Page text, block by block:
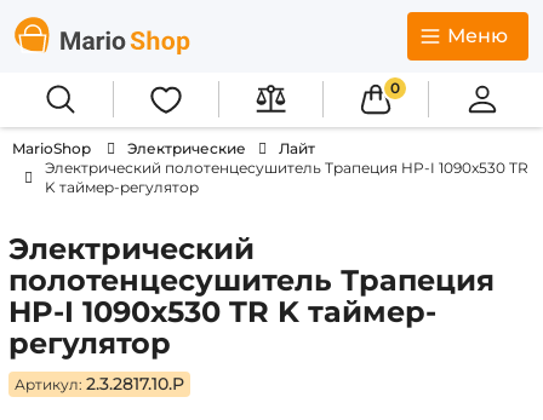
Меню
0
MarioShop Электрические
Лайт
Электрический полотенцесушитель Трапеция HP-I 1090x530 TR
K таймер-регулятор
Электрический
полотенцесушитель Трапеция
HP-I 1090x530 TR K таймер-
регулятор
Артикул: 2.3.2817.10.P